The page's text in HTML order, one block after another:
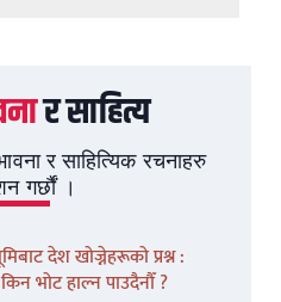
र साहित्य
र साहित्यिक रचनाहरु
गर्छौं ।
देश खोज्नेहरूको प्रश्न :
भोट हाल्न पाउदैनौँ ?